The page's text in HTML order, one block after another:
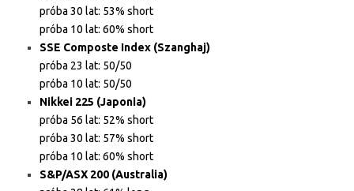
próba 30 lat: 53% short
próba 10 lat: 60% short
SSE Composte Index (Szanghaj)
próba 23 lat: 50/50
próba 10 lat: 50/50
Nikkei 225 (Japonia)
próba 56 lat: 52% short
próba 30 lat: 57% short
próba 10 lat: 60% short
S&P/ASX 200 (Australia)